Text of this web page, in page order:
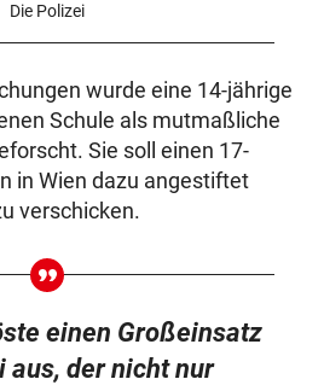
Die Polizei
wurde eine 14-jährige
Schule als mutmaßliche
Sie soll einen 17-
in Wien dazu angestiftet
verschicken.
einen Großeinsatz
aus, der nicht nur